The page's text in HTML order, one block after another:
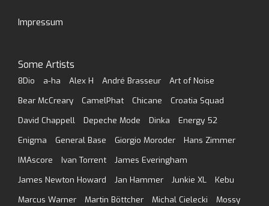
Impressum
Some Artists
8Dio a-ha Alex H André Brasseur
Art of Noise
Bear McCreary
CamelPhat Chicane
Croatia Squad
David Chappell
Depeche Mode Dinka
Energy 52
Enigma
General Base Giorgio Moroder
Hans Zimmer
IMAscore
Ivan Torrent
James Everingham
James Newton Howard
Jan Hammer Junkie XL
Kebu
Marcus Warner
Martin Böttcher Michal Cielecki
Mossy